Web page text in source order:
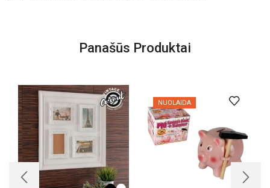
Panašūs Produktai
NUOLAIDA